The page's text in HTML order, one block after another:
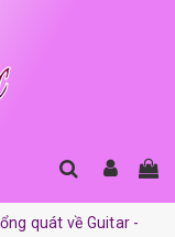
quát về Guitar -